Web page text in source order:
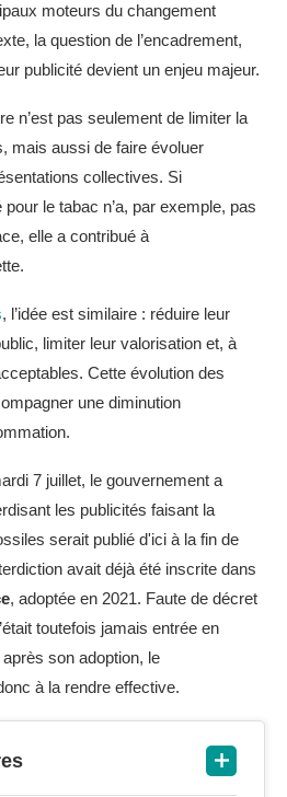
moteurs du changement
la question de l’encadrement,
publicité devient un enjeu majeur.
n’est pas seulement de limiter la
mais aussi de faire évoluer
collectives. Si
pour le tabac n’a, par exemple, pas
elle a contribué à
, l’idée est similaire : réduire leur
limiter leur valorisation et, à
Cette évolution des
une diminution
7 juillet, le gouvernement a
les publicités faisant la
serait publié d'ici à la fin de
avait déjà été inscrite dans
, adoptée en 2021. Faute de décret
toutefois jamais entrée en
son adoption, le
à la rendre effective.